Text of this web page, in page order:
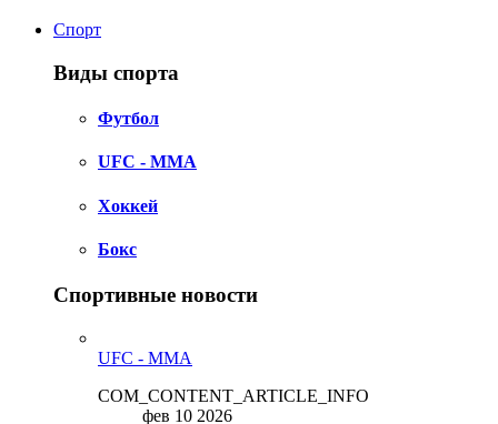
Спорт
Виды спорта
Футбол
UFC - MMA
Хоккей
Бокс
Спортивные новости
UFC - MMA
COM_CONTENT_ARTICLE_INFO
фев 10 2026